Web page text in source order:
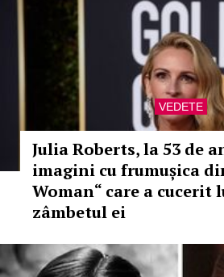
VEDETE
Julia Roberts, la 53 de
imagini cu frumușica
Woman“ care a cucerit
zâmbetul ei